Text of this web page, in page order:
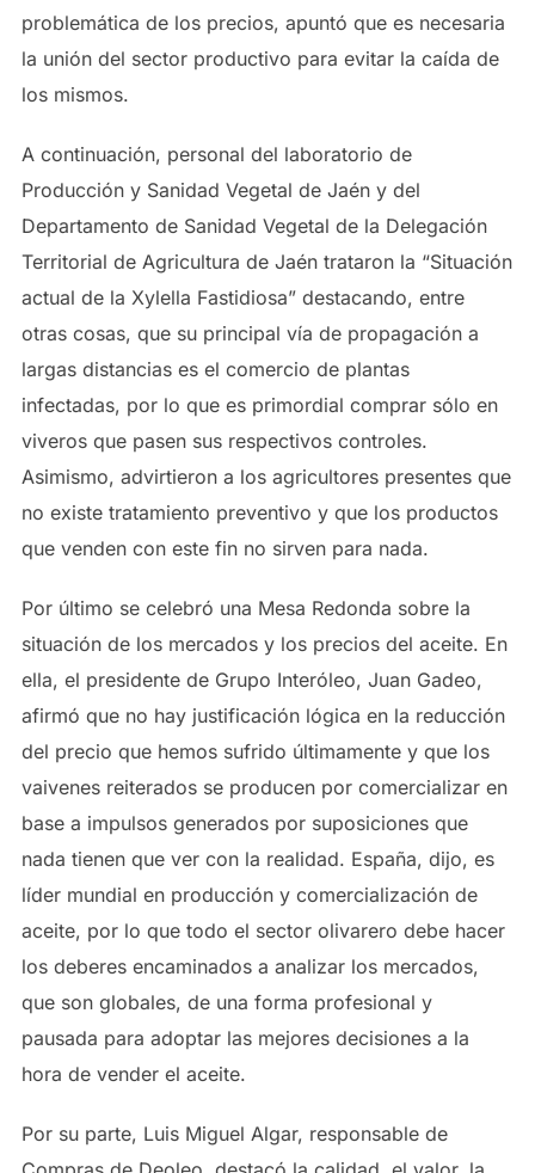
problemática de los precios, apuntó que es necesaria
la unión del sector productivo para evitar la caída de
los mismos.
A continuación, personal del laboratorio de
Producción y Sanidad Vegetal de Jaén y del
Departamento de Sanidad Vegetal de la Delegación
Territorial de Agricultura de Jaén trataron la “Situación
actual de la Xylella Fastidiosa” destacando, entre
otras cosas, que su principal vía de propagación a
largas distancias es el comercio de plantas
infectadas, por lo que es primordial comprar sólo en
viveros que pasen sus respectivos controles.
Asimismo, advirtieron a los agricultores presentes que
no existe tratamiento preventivo y que los productos
que venden con este fin no sirven para nada.
Por último se celebró una Mesa Redonda sobre la
situación de los mercados y los precios del aceite. En
ella, el presidente de Grupo Interóleo, Juan Gadeo,
afirmó que no hay justificación lógica en la reducción
del precio que hemos sufrido últimamente y que los
vaivenes reiterados se producen por comercializar en
base a impulsos generados por suposiciones que
nada tienen que ver con la realidad. España, dijo, es
líder mundial en producción y comercialización de
aceite, por lo que todo el sector olivarero debe hacer
los deberes encaminados a analizar los mercados,
que son globales, de una forma profesional y
pausada para adoptar las mejores decisiones a la
hora de vender el aceite.
Por su parte, Luis Miguel Algar, responsable de